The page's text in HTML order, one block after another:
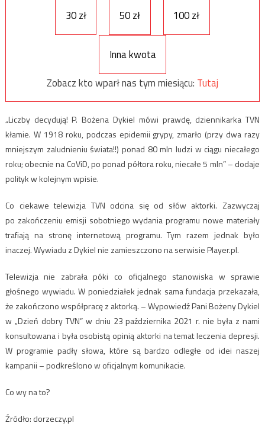
30 zł 50 zł 100 zł
Inna kwota
Zobacz kto wparł nas tym miesiącu: Tutaj
„Liczby decydują! P. Bożena Dykiel mówi prawdę, dziennikarka TVN
kłamie. W 1918 roku, podczas epidemii grypy, zmarło (przy dwa razy
mniejszym zaludnieniu świata!!) ponad 80 mln ludzi w ciągu niecałego
roku; obecnie na CoViD, po ponad półtora roku, niecałe 5 mln” – dodaje
polityk w kolejnym wpisie.
Co ciekawe telewizja TVN odcina się od słów aktorki. Zazwyczaj
po zakończeniu emisji sobotniego wydania programu nowe materiały
trafiają na stronę internetową programu. Tym razem jednak było
inaczej. Wywiadu z Dykiel nie zamieszczono na serwisie Player.pl.
Telewizja nie zabrała póki co oficjalnego stanowiska w sprawie
głośnego wywiadu. W poniedziałek jednak sama fundacja przekazała,
że zakończono współpracę z aktorką. – Wypowiedź Pani Bożeny Dykiel
w „Dzień dobry TVN” w dniu 23 października 2021 r. nie była z nami
konsultowana i była osobistą opinią aktorki na temat leczenia depresji.
W programie padły słowa, które są bardzo odległe od idei naszej
kampanii – podkreślono w oficjalnym komunikacie.
Co wy na to?
Źródło: dorzeczy.pl